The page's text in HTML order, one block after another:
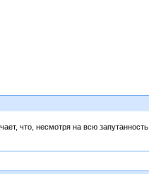
что, несмотря на всю запутанность